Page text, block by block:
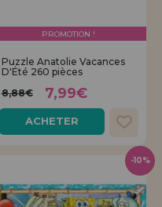
PROMOTION !
Puzzle Anatolie Vacances
D'Été 260 pièces
8,88€
7,99€
ACHETER
-10%